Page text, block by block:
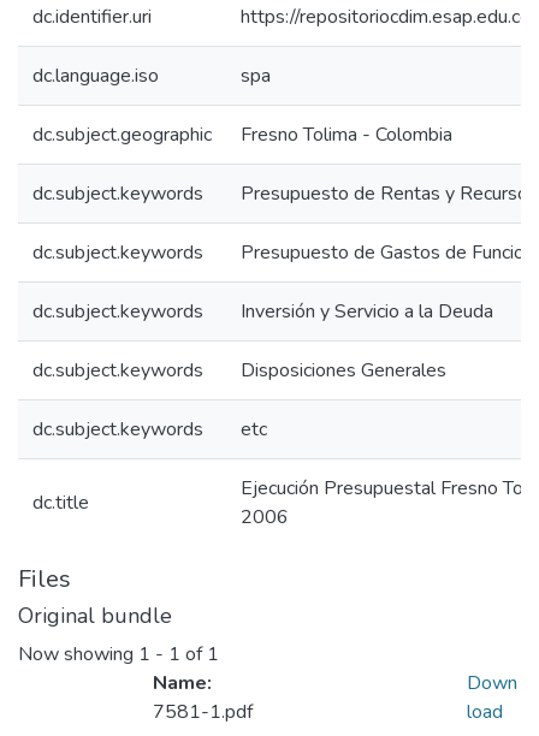
dc.identifier.uri https://
dc.language.iso spa
dc.subject.geographic Fresno Tolima - Colombia
dc.subject.keywords Presupuesto de Rentas y
dc.subject.keywords Presupuesto de Gastos de
dc.subject.keywords Inversión y Servicio a la Deuda
dc.subject.keywords Disposiciones Generales
dc.subject.keywords etc
dc.title
Ejecución Presupuestal Fresno
2006
Files
Original bundle
Now showing 1 - 1 of 1
Name:
7581-1.pdf
Down
load